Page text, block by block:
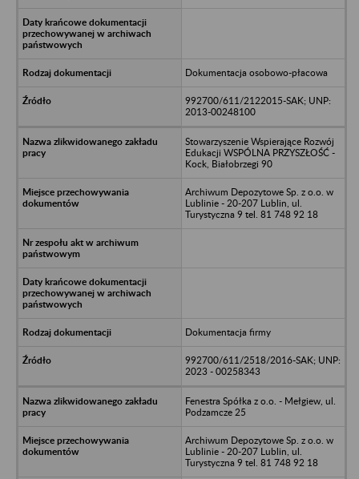
Dokumentacja osobowo-płacowa
992700/611/2122015-SAK; UNP:
2013-00248100
Stowarzyszenie Wspierające Rozwój
Edukacji WSPÓLNA PRZYSZŁOŚĆ -
Kock, Białobrzegi 90
Archiwum Depozytowe Sp. z o.o. w
Lublinie - 20-207 Lublin, ul.
Turystyczna 9 tel. 81 748 92 18
Dokumentacja firmy
992700/611/2518/2016-SAK; UNP:
2023 - 00258343
Fenestra Spółka z o.o. - Mełgiew, ul.
Podzamcze 25
Archiwum Depozytowe Sp. z o.o. w
Lublinie - 20-207 Lublin, ul.
Turystyczna 9 tel. 81 748 92 18